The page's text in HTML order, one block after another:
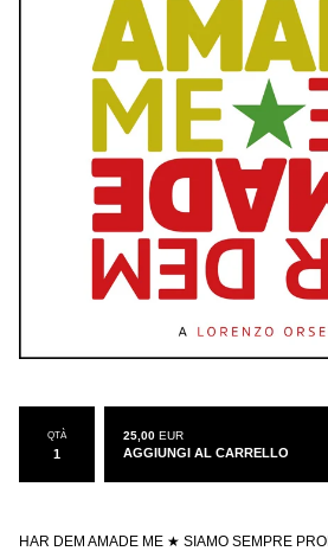
QTÀ 25,00 EUR
AGGIUNGI AL CARRELLO
HAR DEM AMADE ME ★ SIAMO SEMPRE